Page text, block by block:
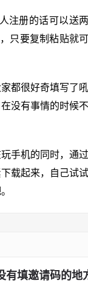
注册的话可以送两
只要复制粘贴就可
都很好奇填写了吼
没有事情的时候不
手机的同时，通过
载起来，自己试试
填邀请码的地